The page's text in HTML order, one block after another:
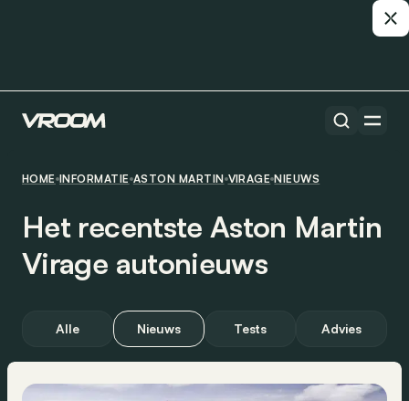
HOME INFORMATIE ASTON MARTIN VIRAGE NIEUWS
Het recentste Aston Martin
Virage autonieuws
Alle Nieuws Tests Advies